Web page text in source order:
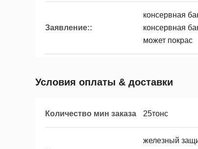
Заявление::
консервная
консервная
может покрас
Условия оплаты & доставки
Количество мин заказа 25тонс
железный